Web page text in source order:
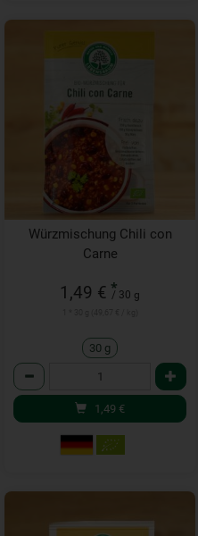
Würzmischung Chili con
Carne
1,49 € *
/ 30 g
30 g
Anzahl
1,49 €